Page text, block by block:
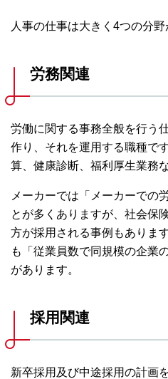
人事の仕事は大きく4つの分野
労務関連
労働に関する事務全般を行う
作り、それを運用する職種で
算、健康診断、福利厚生業務
メーカーでは「メーカーでの
とが多くありますが、社会保
方が採用される事例もありま
も「従業員数で同規模の企業
があります。
採用関連
新卒採用及び中途採用の計画